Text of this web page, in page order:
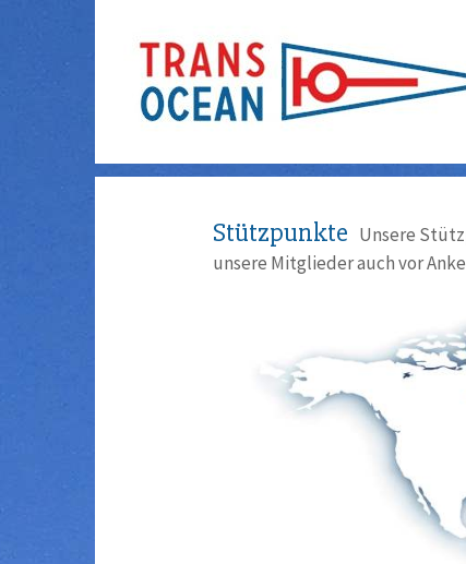
Stützpunkte Unsere
unsere Mitglieder auch vor